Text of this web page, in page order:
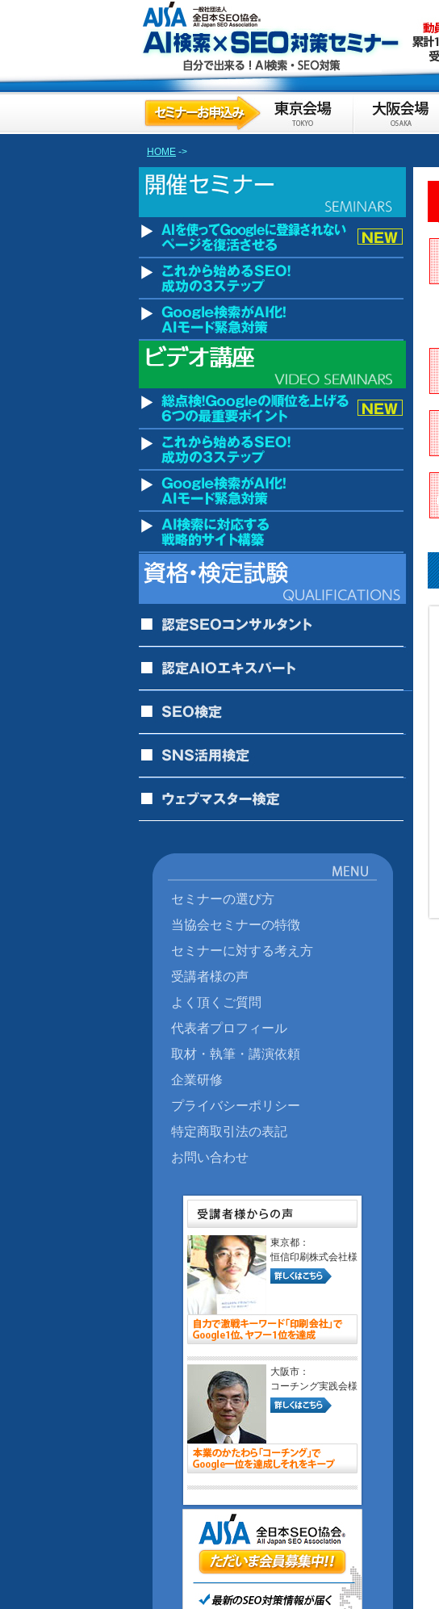
HOME ->
セミナーの選び方
当協会セミナーの特徴
セミナーに対する考え方
受講者様の声
よく頂くご質問
代表者プロフィール
取材・執筆・講演依頼
企業研修
プライバシーポリシー
特定商取引法の表記
お問い合わせ
東京都：
恒信印刷株式会社様
大阪市：
コーチング実践会様